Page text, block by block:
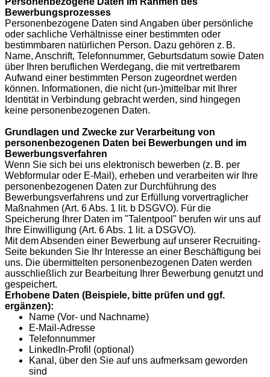
Bewerbungsprozesses
Personenbezogene Daten sind Angaben über persönliche
oder sachliche Verhältnisse einer bestimmten oder
bestimmbaren natürlichen Person. Dazu gehören z. B.
Name, Anschrift, Telefonnummer, Geburtsdatum sowie Daten
über Ihren beruflichen Werdegang, die mit vertretbarem
Aufwand einer bestimmten Person zugeordnet werden
können. Informationen, die nicht (un-)mittelbar mit Ihrer
Identität in Verbindung gebracht werden, sind hingegen
keine personenbezogenen Daten.
Grundlagen und Zwecke zur Verarbeitung von
personenbezogenen Daten bei Bewerbungen und im
Bewerbungsverfahren
Wenn Sie sich bei uns elektronisch bewerben (z. B. per
Webformular oder E-Mail), erheben und verarbeiten wir Ihre
personenbezogenen Daten zur Durchführung des
Bewerbungsverfahrens und zur Erfüllung vorvertraglicher
Maßnahmen (Art. 6 Abs. 1 lit. b DSGVO). Für die
Speicherung Ihrer Daten im "Talentpool" berufen wir uns auf
Ihre Einwilligung (Art. 6 Abs. 1 lit. a DSGVO).
Mit dem Absenden einer Bewerbung auf unserer Recruiting-
Seite bekunden Sie Ihr Interesse an einer Beschäftigung bei
uns. Die übermittelten personenbezogenen Daten werden
ausschließlich zur Bearbeitung Ihrer Bewerbung genutzt und
gespeichert.
Erhobene Daten (Beispiele, bitte prüfen und ggf.
ergänzen):
Name (Vor- und Nachname)
E-Mail-Adresse
Telefonnummer
LinkedIn-Profil (optional)
Kanal, über den Sie auf uns aufmerksam geworden
sind